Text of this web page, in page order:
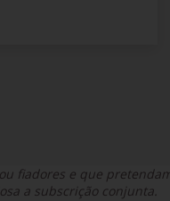
fiadores e que
a subscrição conjunta.